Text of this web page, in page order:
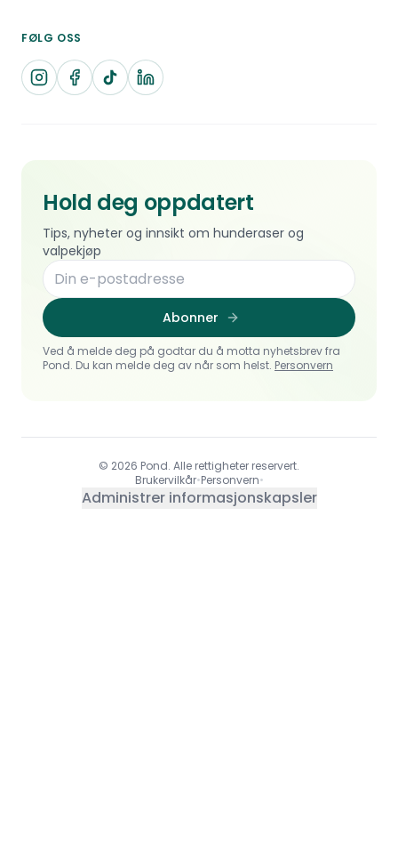
FØLG OSS
Hold deg oppdatert
Tips, nyheter og innsikt om hunderaser og
valpekjøp
Abonner
Ved å melde deg på godtar du å motta nyhetsbrev fra
Pond. Du kan melde deg av når som helst. Personvern
© 2026 Pond. Alle rettigheter reservert.
Brukervilkår•Personvern•
Administrer informasjonskapsler